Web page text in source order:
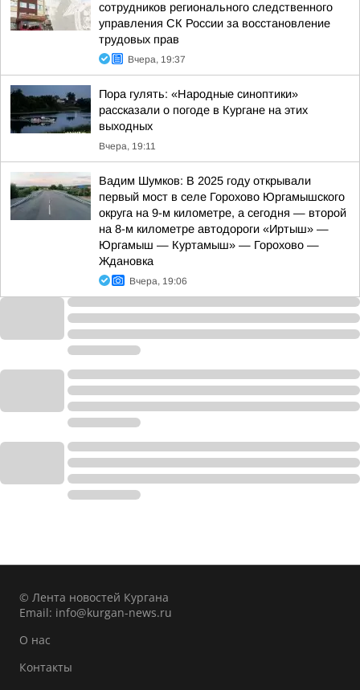
сотрудников регионального следственного
управления СК России за восстановление
трудовых прав
Вчера, 19:37
Пора гулять: «Народные синоптики»
рассказали о погоде в Кургане на этих
выходных
Вчера, 19:11
Вадим Шумков: В 2025 году открывали
первый мост в селе Горохово Юргамышского
округа на 9-м километре, а сегодня — второй
на 8-м километре автодороги «Иртыш» —
Юргамыш — Куртамыш» — Горохово —
Ждановка
Вчера, 19:06
© Лента новостей Кургана
Email: info@kurgan-news.ru
О нас
Контакты